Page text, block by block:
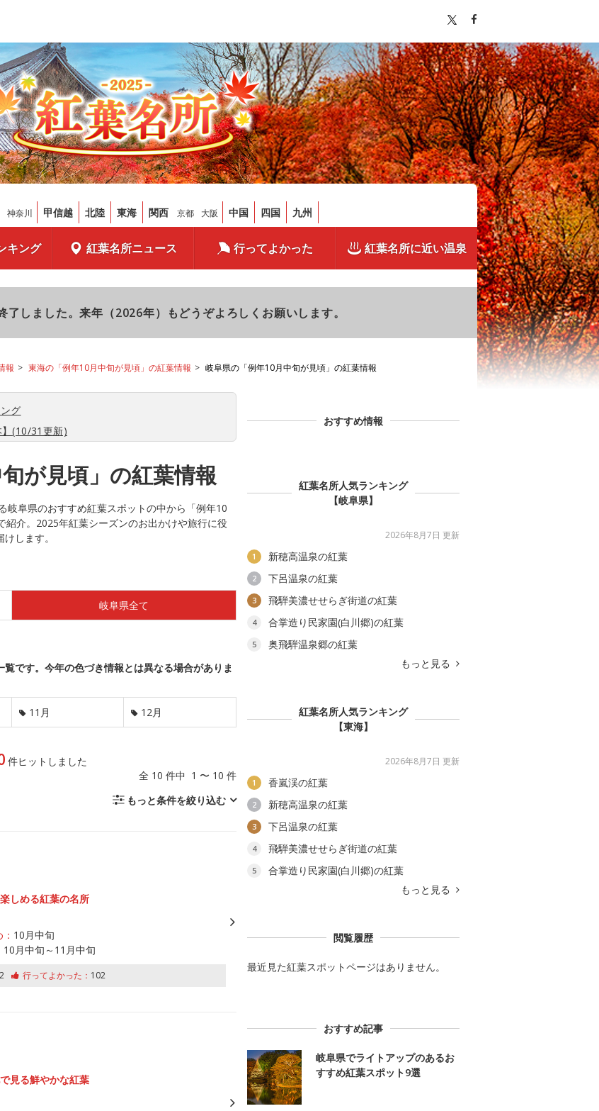
神奈川 甲信越 北陸 東海 関西 京都 大阪 中国 四国 九州
キング 紅葉名所ニュース 行ってよかった 紅葉名所に近い温泉
了しました。来年（2026年）もどうぞよろしくお願いします。
報 東海の「例年10月中旬が見頃」の紅葉情報 岐阜県の「例年10月中旬が見頃」の紅葉情報
グ
(10/31更新)
が見頃」の紅葉情報
阜県のおすすめ紅葉スポットの中から「例年10
紹介。2025年紅葉シーズンのお出かけや旅行に役
します。
岐阜県全て
です。今年の色づき情報とは異なる場合がありま
11月 12月
件ヒットしました
全 10 件中 1 〜 10 件
もっと条件を絞り込む
しめる紅葉の名所
10月中旬
10月中旬～11月中旬
行ってよかった： 102
見る鮮やかな紅葉
おすすめ情報
紅葉名所人気ランキング
【岐阜県】
2026年8月7日 更新
1 新穂高温泉の紅葉
2 下呂温泉の紅葉
3 飛騨美濃せせらぎ街道の紅葉
4 合掌造り民家園(白川郷)の紅葉
5
奥飛騨温泉郷の紅葉
もっと見る
紅葉名所人気ランキング
【東海】
2026年8月7日 更新
1 香嵐渓の紅葉
2 新穂高温泉の紅葉
3 下呂温泉の紅葉
4 飛騨美濃せせらぎ街道の紅葉
5
合掌造り民家園(白川郷)の紅葉
もっと見る
閲覧履歴
最近見た紅葉スポットページはありません。
おすすめ記事
岐阜県でライトアップのあるお
すすめ紅葉スポット9選